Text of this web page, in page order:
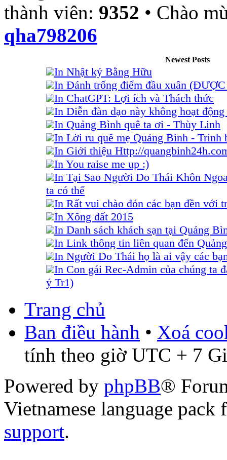
thành viên: 9352 • Chào
qha798206
Newest Posts
In Nhật ký Bằng Hữu
In Đánh trống điểm đầu xuân (ĐƯỢC
In ChatGPT: Lợi ích và Thách thức
In Diễn đàn dạo này không hoạt
In Quảng Bình quê ta ơi - Thùy Linh
In Lời ru quê mẹ Quảng Bình - Trình
In Giới thiệu Http://
In You raise me up :)
In Tại Sao Người Do Thái Khôn
ta có thể
In Rất vui chào đón các bạn đền với
In Xông đất 2015
In Danh sách khách sạn tại Quảng
In Link thông tin liên quan đến
In Người Do Thái họ là ai vậy các
In Con gái Rec-Admin của chúng ta
ý Tr1)
Trang chủ
Ban điều hành • Xoá
tính theo giờ UTC + 7
Powered by phpBB®
Vietnamese language
support.